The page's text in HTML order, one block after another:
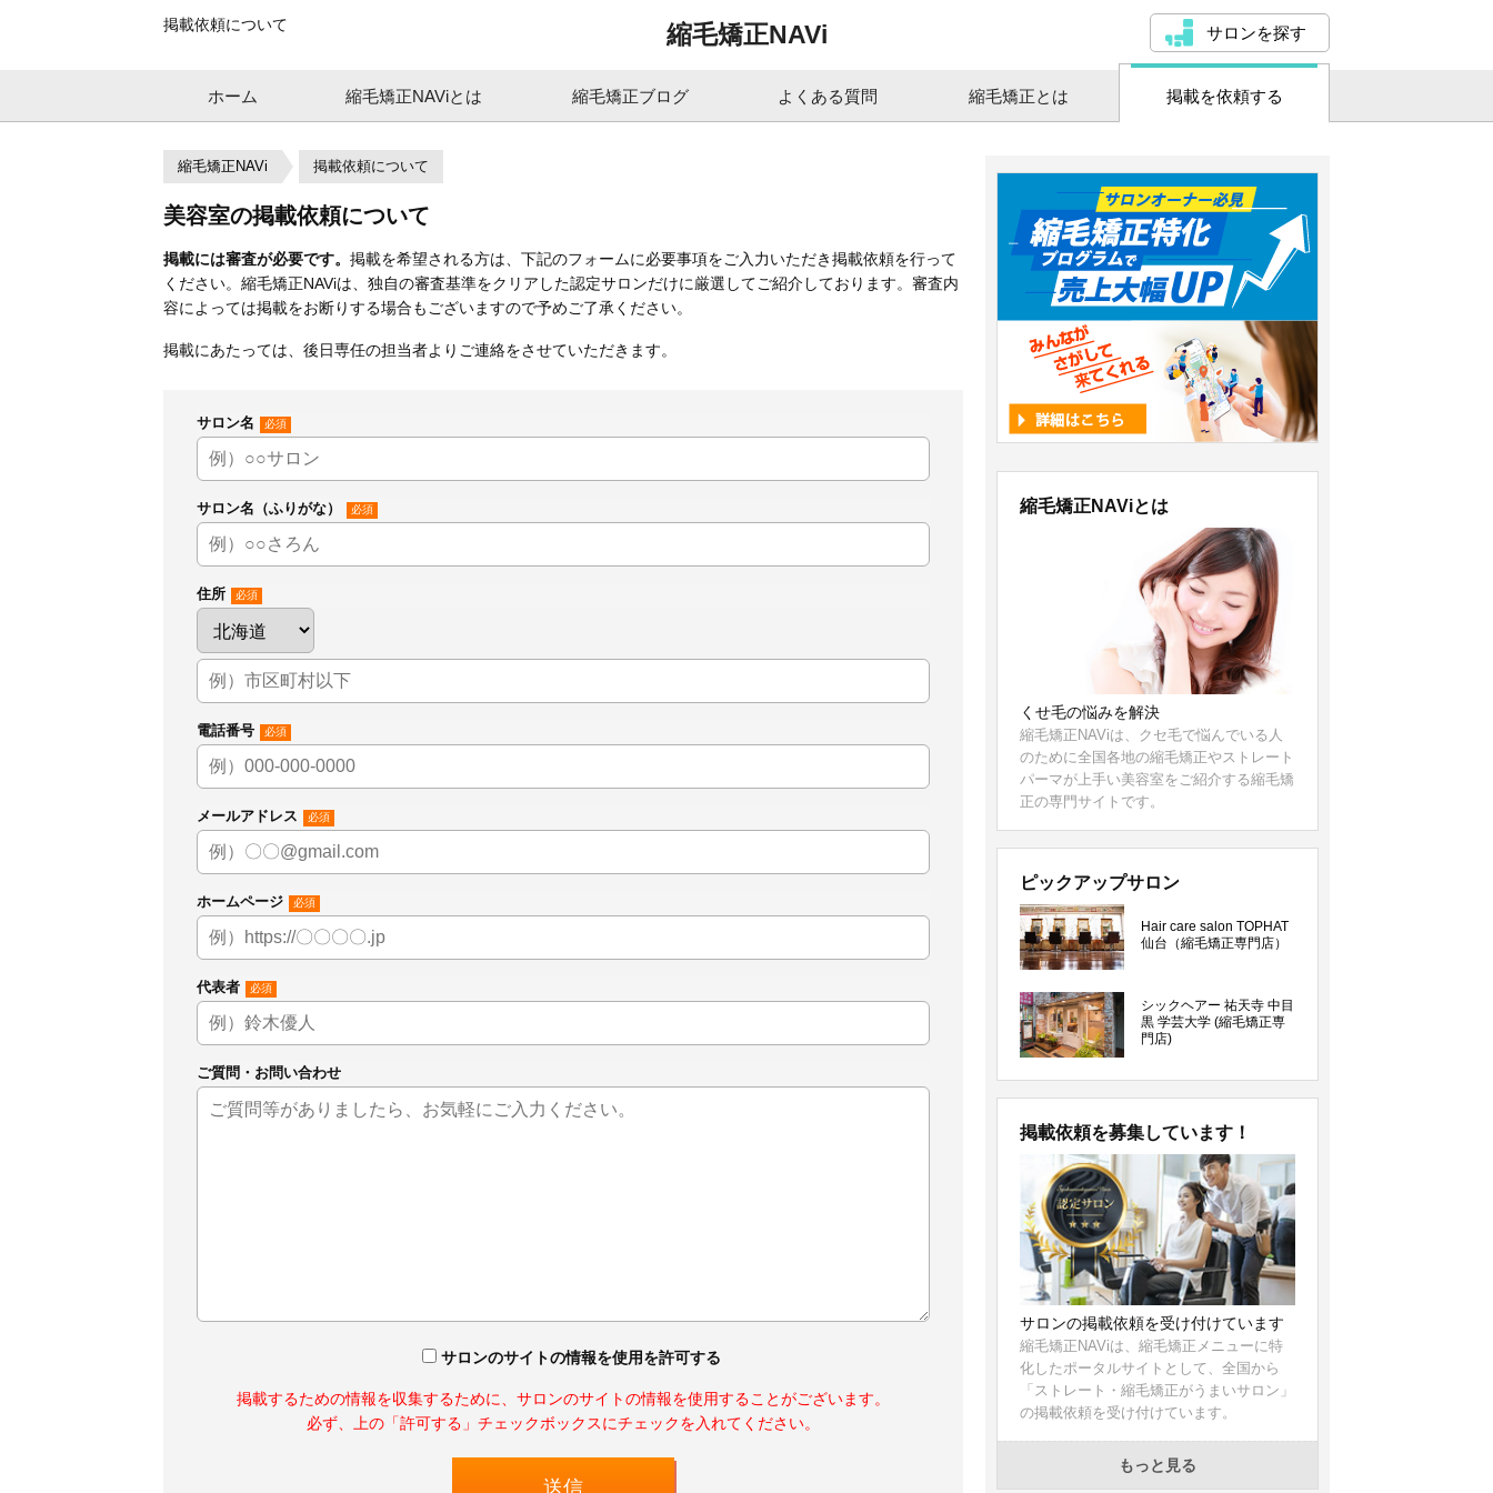
掲載依頼について 縮毛矯正NAVi サロンを探す
ホーム 縮毛矯正NAViとは 縮毛矯正ブログ よくある質問 縮毛矯正とは 掲載を依頼する
縮毛矯正NAVi 掲載依頼について
美容室の掲載依頼について
掲載には審査が必要です。 掲載を希望される方は、下記のフォームに必要事項をご入力いただき掲載依頼を行って
ください。縮毛矯正NAViは、独自の審査基準をクリアした認定サロンだけに厳選してご紹介しております。審査内
容によっては掲載をお断りする場合もございますので予めご了承ください。
掲載にあたっては、後日専任の担当者よりご連絡をさせていただきます。
サロン名 必須
サロン名（ふりがな） 必須
住所 必須
電話番号 必須
メールアドレス 必須
ホームページ 必須
代表者 必須
ご質問・お問い合わせ
サロンのサイトの情報を使用を許可する
掲載するための情報を収集するために、サロンのサイトの情報を使用することがございます。
必ず、上の「許可する」チェックボックスにチェックを入れてください。
縮毛矯正NAViとは
くせ毛の悩みを解決
縮毛矯正NAViは、クセ毛で悩んでいる人
のために全国各地の縮毛矯正やストレート
パーマが上手い美容室をご紹介する縮毛矯
正の専門サイトです。
ピックアップサロン
Hair care salon TOPHAT
仙台（縮毛矯正専門店）
シックヘアー 祐天寺 中目
黒 学芸大学 (縮毛矯正専
門店)
掲載依頼を募集しています！
サロンの掲載依頼を受け付けています
縮毛矯正NAViは、縮毛矯正メニューに特
化したポータルサイトとして、全国から
「ストレート・縮毛矯正がうまいサロン」
の掲載依頼を受け付けています。
もっと見る